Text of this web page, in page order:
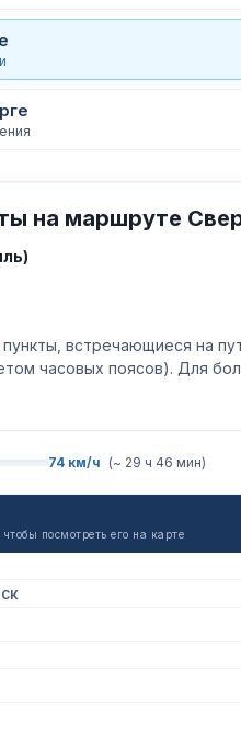
на маршруте
встречающиеся на
часовых поясов). Для
74 км/ч (~ 29 ч 46 мин)
посмотреть его на карте